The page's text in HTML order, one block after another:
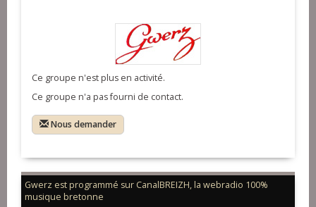
Bihoué
16-Bro Goz Ma Zadou (Hymne
Breton) - Breizh A Gan
Ce groupe n'est plus en activité.
Ce groupe n'a pas fourni de contact.
Nous demander
Gwerz est programmé sur CanalBREIZH, la webradio 100%
musique bretonne